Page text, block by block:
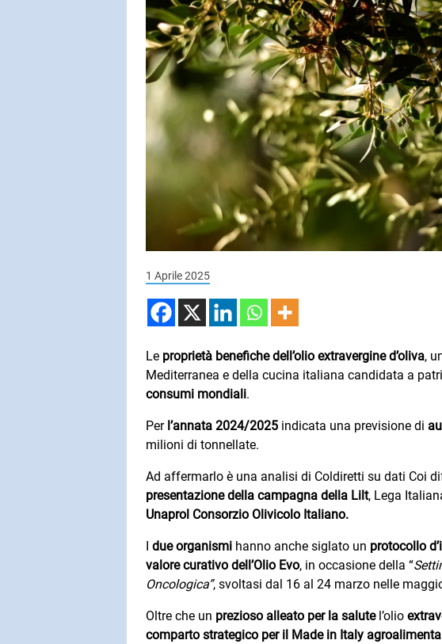
1 Aprile 2025
Le proprietà benefiche dell’olio extravergine d’oliva,
Mediterranea e della cucina italiana candidata a
consumi mondiali.
Per l’annata 2024/2025 indicata una previsione di
milioni di tonnellate.
Ad affermarlo è una analisi di Coldiretti su dati Coi
presentazione della campagna della Lilt, Lega
Unaprol Consorzio Olivicolo Italiano.
due organismi hanno anche siglato un protocollo
valore curativo dell’Olio Evo, in occasione della “
Oncologica”, svoltasi dal 16 al 24 marzo nelle
Oltre che un prezioso alleato per la salutel’olio
comparto strategico per il Made in Italy
SUBASIO COLLECTION
FABRIZIO DE ANDRÉ
Il pescatore
SUBASIO PER UN'ORA D'AMORE
Subasio Per Un'Ora
D'Amore
Ogni canzone,
un'emozione